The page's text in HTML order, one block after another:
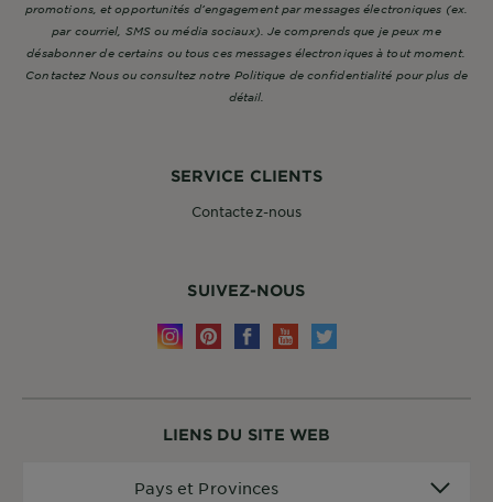
LIENS DU SITE WEB
Pays et Provinces
SERVICE CLIENTS
Contactez-nous
SUIVEZ-NOUS
promotions, et opportunités d’engagement par messages électroniques (ex.
par courriel, SMS ou média sociaux). Je comprends que je peux me
désabonner de certains ou tous ces messages électroniques à tout moment.
Contactez Nous ou consultez notre Politique de confidentialité pour plus de
détail.